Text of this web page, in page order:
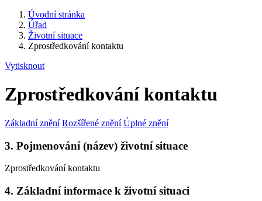
Úvodní stránka
Úřad
Životní situace
Zprostředkování kontaktu
Vytisknout
Zprostředkování kontaktu
Základní znění Rozšířené znění Úplné znění
3. Pojmenování (název) životní situace
Zprostředkování kontaktu
4. Základní informace k životní situaci